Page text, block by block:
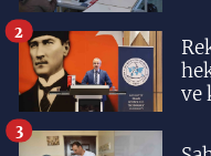
ve
2
3